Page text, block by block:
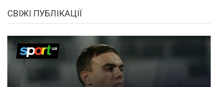
СВІЖІ ПУБЛІКАЦІЇ